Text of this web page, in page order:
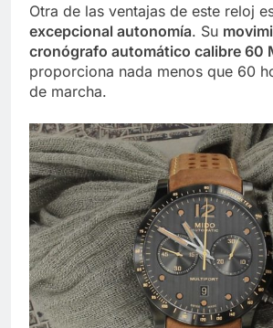
Otra de las ventajas de este reloj
excepcional autonomía. Su
cronógrafo automático calibre 60
proporciona nada menos que 60
de marcha.